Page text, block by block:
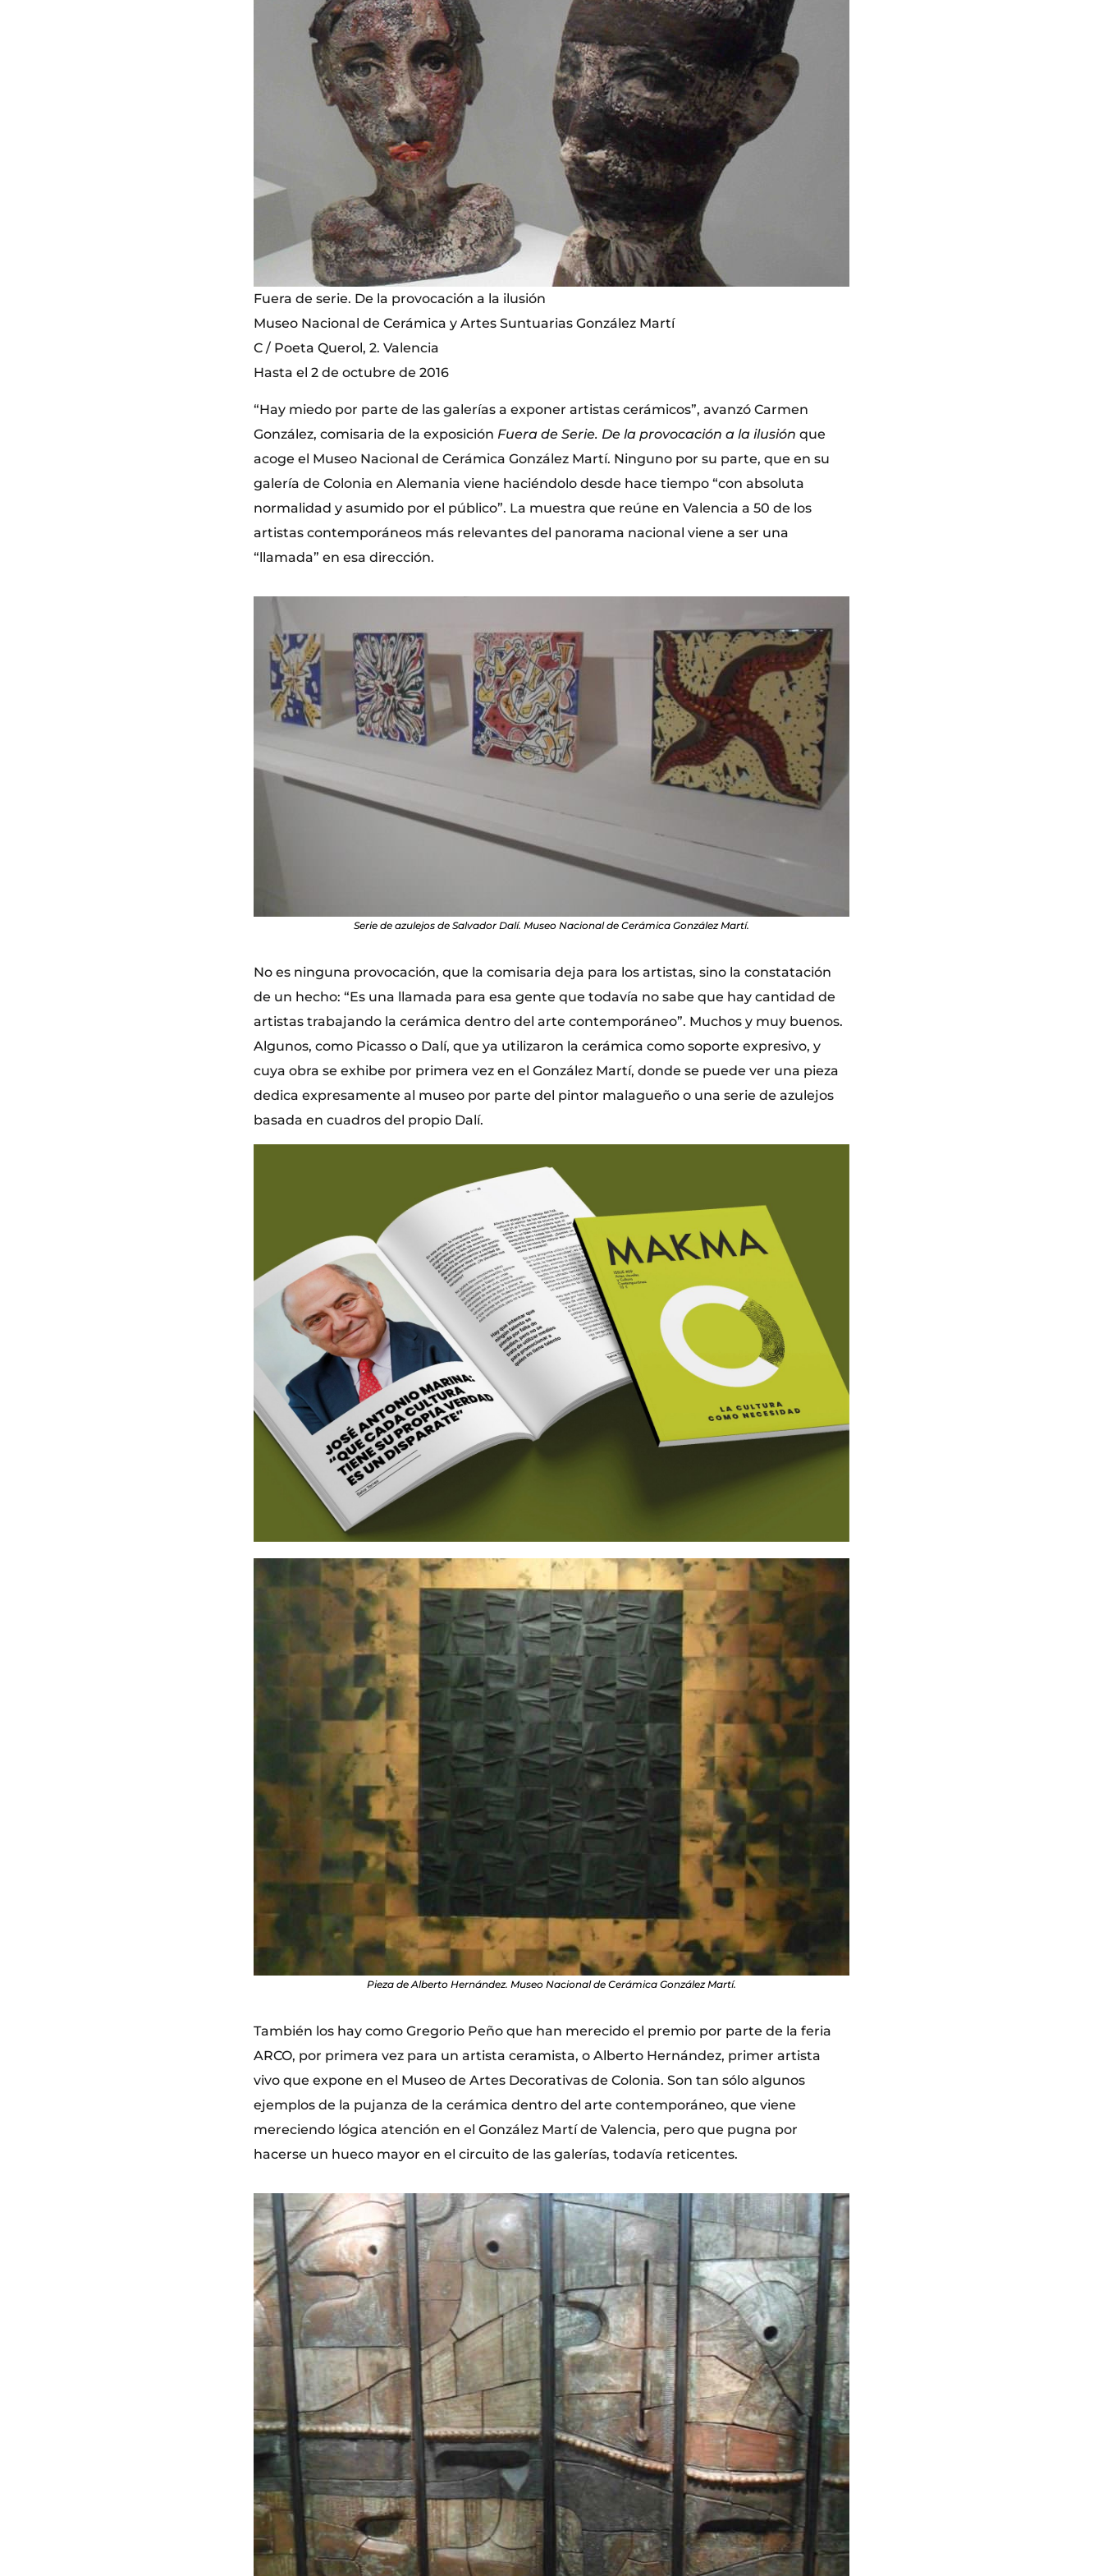
Fuera de serie. De la provocación a la ilusión
Museo Nacional de Cerámica y Artes Suntuarias González Martí
C / Poeta Querol, 2. Valencia
Hasta el 2 de octubre de 2016
“Hay miedo por parte de las galerías a exponer artistas cerámicos”, avanzó Carmen
González, comisaria de la exposición Fuera de Serie. De la provocación a la ilusión que
acoge el Museo Nacional de Cerámica González Martí. Ninguno por su parte, que en su
galería de Colonia en Alemania viene haciéndolo desde hace tiempo “con absoluta
normalidad y asumido por el público”. La muestra que reúne en Valencia a 50 de los
artistas contemporáneos más relevantes del panorama nacional viene a ser una
“llamada” en esa dirección.
Serie de azulejos de Salvador Dalí. Museo Nacional de Cerámica González Martí.
No es ninguna provocación, que la comisaria deja para los artistas, sino la constatación
de un hecho: “Es una llamada para esa gente que todavía no sabe que hay cantidad de
artistas trabajando la cerámica dentro del arte contemporáneo”. Muchos y muy buenos.
Algunos, como Picasso o Dalí, que ya utilizaron la cerámica como soporte expresivo, y
cuya obra se exhibe por primera vez en el González Martí, donde se puede ver una pieza
dedica expresamente al museo por parte del pintor malagueño o una serie de azulejos
basada en cuadros del propio Dalí.
Pieza de Alberto Hernández. Museo Nacional de Cerámica González Martí.
También los hay como Gregorio Peño que han merecido el premio por parte de la feria
ARCO, por primera vez para un artista ceramista, o Alberto Hernández, primer artista
vivo que expone en el Museo de Artes Decorativas de Colonia. Son tan sólo algunos
ejemplos de la pujanza de la cerámica dentro del arte contemporáneo, que viene
mereciendo lógica atención en el González Martí de Valencia, pero que pugna por
hacerse un hueco mayor en el circuito de las galerías, todavía reticentes.